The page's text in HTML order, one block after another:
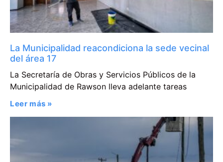
La Municipalidad reacondiciona la sede vecinal
del área 17
La Secretaría de Obras y Servicios Públicos de la
Municipalidad de Rawson lleva adelante tareas
Leer más »